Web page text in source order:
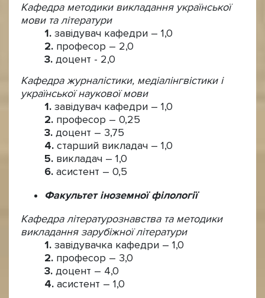
Кафедра методики викладання української
мови та літератури
завідувач кафедри – 1,0
професор – 2,0
доцент - 2,0
Кафедра журналістики, медіалінгвістики і
української наукової мови
завідувач кафедри – 1,0
професор – 0,25
доцент – 3,75
старший викладач – 1,0
викладач – 1,0
асистент – 0,5
Факультет іноземної філології
Кафедра літературознавства та методики
викладання зарубіжної літератури
завідувачка кафедри – 1,0
професор – 3,0
доцент – 4,0
асистент – 1,0